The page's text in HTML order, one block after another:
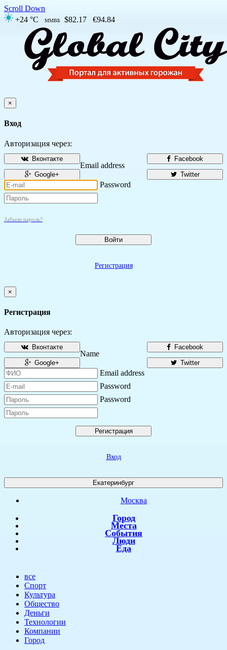
Scroll Down
+24 °C
ММВБ $82.17 €94.84
×
Вход
Авторизация через:
Facebook
Вконтакте
Twitter
Google+
Email address
Password
Забыли пароль?
Войти
Регистрация
×
Регистрация
Авторизация через:
Facebook
Вконтакте
Twitter
Google+
Name
Email address
Password
Password
Регистрация
Вход
Екатеринбург
Москва
Город
Места
События
Люди
Еда
все
Спорт
Культура
Общество
Деньги
Технологии
Компании
Город